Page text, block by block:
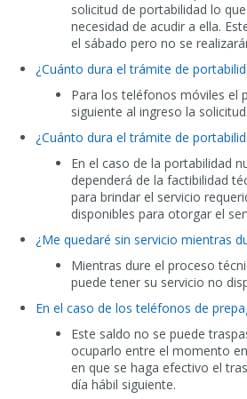
solicitud de portabilidad lo
necesidad de acudir a ella.
el sábado pero no se
¿Cuánto dura el trámite de
Para los teléfonos móviles el
siguiente al ingreso la
¿Cuánto dura el trámite de
En el caso de la portabilidad
dependerá de la factibilidad
para brindar el servicio
disponibles para otorgar el
¿Me quedaré sin servicio mientras
Mientras dure el proceso
puede tener su servicio no
En el caso de los teléfonos de
Este saldo no se puede
ocuparlo entre el momento
en que se haga efectivo el
día hábil siguiente.